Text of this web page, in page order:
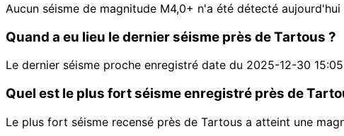
Aucun séisme de magnitude M4,0+ n'a été détecté
Quand a eu lieu le dernier séisme près de Tartous ?
Le dernier séisme proche enregistré date du 2025-12-30
Quel est le plus fort séisme enregistré près de
Le plus fort séisme recensé près de Tartous a atteint une